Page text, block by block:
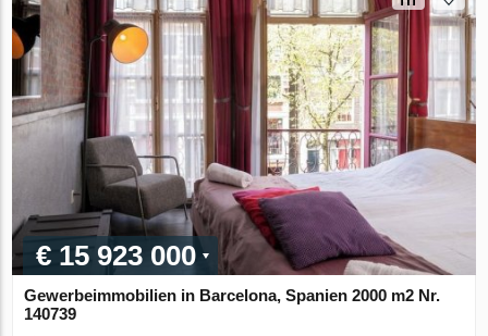
€ 15 923 000
Gewerbeimmobilien in Barcelona, Spanien 2000 m2 Nr.
140739